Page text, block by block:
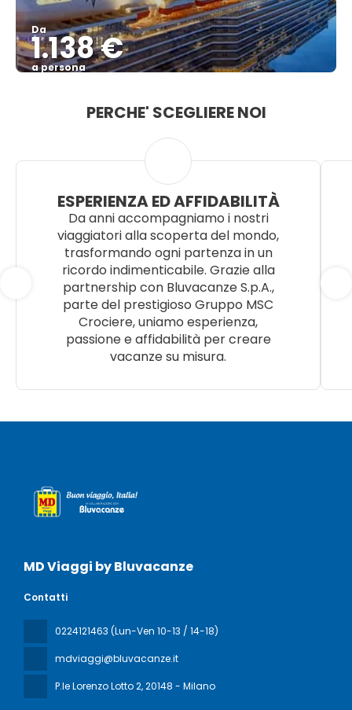
Da
1.138 €
a persona
PERCHE' SCEGLIERE NOI
ESPERIENZA ED AFFIDABILITÀ
Da anni accompagniamo i nostri
viaggiatori alla scoperta del mondo,
trasformando ogni partenza in un
ricordo indimenticabile. Grazie alla
partnership con Bluvacanze S.p.A.,
parte del prestigioso Gruppo MSC
Crociere, uniamo esperienza,
passione e affidabilità per creare
vacanze su misura.
MD Viaggi by Bluvacanze
Contatti
0224121463 (Lun-Ven 10-13 / 14-18)
mdviaggi@bluvacanze.it
P.le Lorenzo Lotto 2, 20148 - Milano